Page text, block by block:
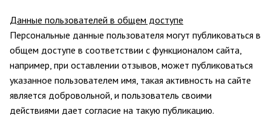
Данные пользователей в общем доступе
Персональные данные пользователя могут публиковаться в
общем доступе в соответствии с функционалом сайта,
например, при оставлении отзывов, может публиковаться
указанное пользователем имя, такая активность на сайте
является добровольной, и пользователь своими
действиями дает согласие на такую публикацию.